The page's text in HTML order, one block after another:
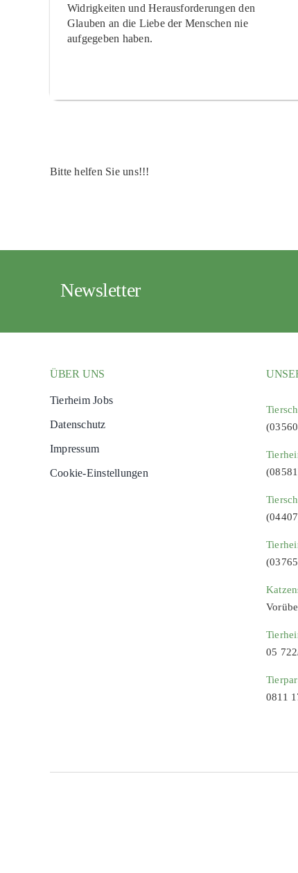
Widrigkeiten und Herausforderungen den
Glauben an die Liebe der Menschen nie
aufgegeben haben.
Bitte helfen Sie uns!!!
Newsletter
ÜBER UNS
Tierheim Jobs
Datenschutz
Impressum
Cookie-Einstellungen
05
0811